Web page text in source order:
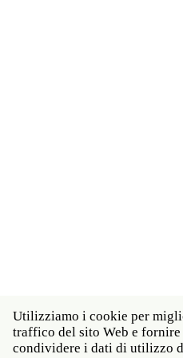
Utilizziamo i cookie per
traffico del sito Web e
condividere i dati di utilizzo